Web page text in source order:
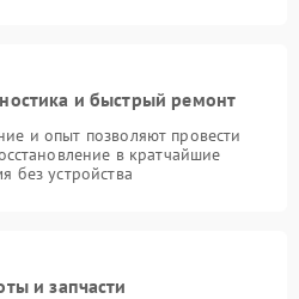
и быстрый ремонт
и опыт позволяют провести
в кратчайшие
без устройства
и запчасти